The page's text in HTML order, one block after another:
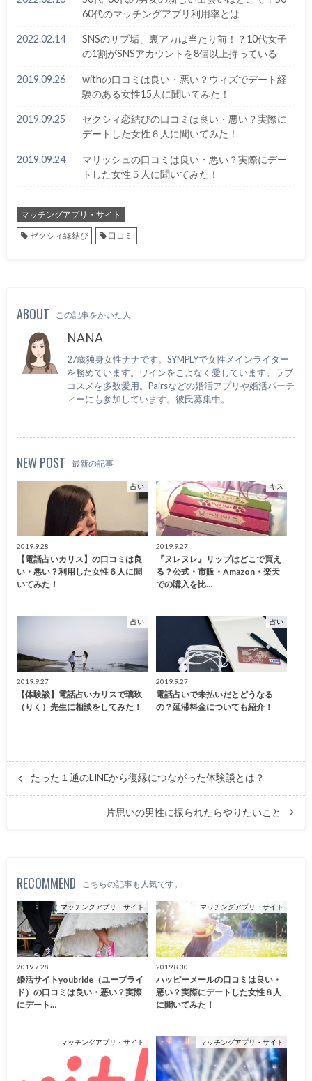
60代のマッチングアプリ利用率とは
2022.02.14
SNSのサブ垢、裏アカは当たり前！？10代女子
の1割がSNSアカウントを8個以上持っている
2019.09.26
withの口コミは良い・悪い？ウィズでデート経
験のある女性15人に聞いてみた！
2019.09.25
ゼクシィ恋結びの口コミは良い・悪い？実際に
デートした女性６人に聞いてみた！
2019.09.24
マリッシュの口コミは良い・悪い？実際にデー
トした女性５人に聞いてみた！
マッチングアプリ・サイト
ゼクシィ縁結び
口コミ
ABOUT この記事をかいた人
NANA
27歳独身女性ナナです。SYMPLYで女性メインライター
を務めています。ワインをこよなく愛しています。ラブ
コスメを多数愛用。Pairsなどの婚活アプリや婚活パーテ
ィーにも参加しています。彼氏募集中。
NEW POST 最新の記事
占い
2019.9.28
【電話占いカリス】の口コミは良
い・悪い？利用した女性６人に聞
いてみた！
キス
2019.9.27
『ヌレヌレ』リップはどこで買え
る？公式・市販・Amazon・楽天
での購入を比…
占い
2019.9.27
【体験談】電話占いカリスで璃玖
（りく）先生に相談をしてみた！
占い
2019.9.27
電話占いで未払いだとどうなる
の？延滞料金についても紹介！
たった１通のLINEから復縁につながった体験談とは？
片思いの男性に振られたらやりたいこと
RECOMMEND こちらの記事も人気です。
マッチングアプリ・サイト
2019.7.28
婚活サイトyoubride（ユーブライ
ド）の口コミは良い・悪い？実際
にデート…
マッチングアプリ・サイト
2019.8.30
ハッピーメールの口コミは良い・
悪い？実際にデートした女性８人
に聞いてみた！
マッチングアプリ・サイト マッチングアプリ・サイト